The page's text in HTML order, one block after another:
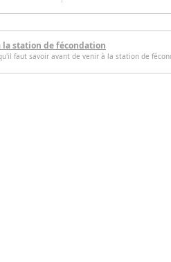
la station de fécondation
faut savoir avant de venir à la station de